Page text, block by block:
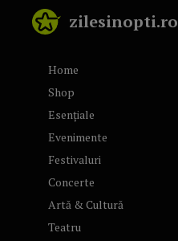
zilesinopti.ro
Home
Shop
Esențiale
Evenimente
Festivaluri
Concerte
Artă & Cultură
Teatru